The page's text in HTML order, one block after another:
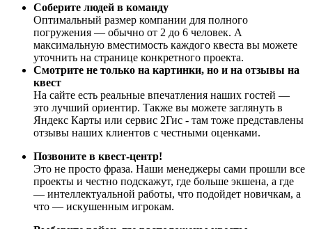
Соберите людей в команду
Оптимальный размер компании для полного
погружения — обычно от 2 до 6 человек. А
максимальную вместимость каждого квеста вы можете
уточнить на странице конкретного проекта.
Смотрите не только на картинки, но и на отзывы на
квест
На сайте есть реальные впечатления наших гостей —
это лучший ориентир. Также вы можете заглянуть в
Яндекс Карты или сервис 2Гис - там тоже представлены
отзывы наших клиентов с честными оценками.
Позвоните в квест-центр!
Это не просто фраза. Наши менеджеры сами прошли все
проекты и честно подскажут, где больше экшена, а где
— интеллектуальной работы, что подойдет новичкам, а
что — искушенным игрокам.